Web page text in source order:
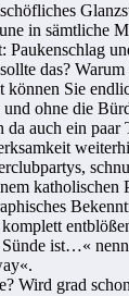
in sämtliche
Paukenschlag
das?
können Sie
ohne die
da auch ein
katholischen
ist…«
Wird grad